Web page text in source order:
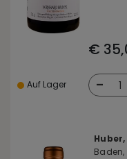
€
Auf Lager - 1